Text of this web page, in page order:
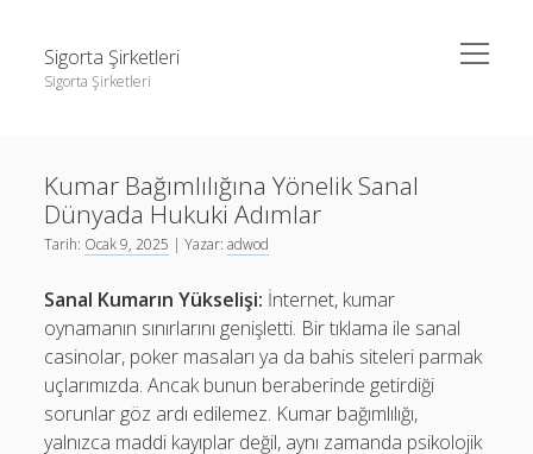
Sigorta Şirketleri
Sigorta Şirketleri
menüyü
aç
Linkedin Takipçi Yükseltme Hilesi
Liste
instagram gizli hesap görme giriş yapmadan
Liste
Sayfa Listesi
Kumar Bağımlılığına Yönelik Sanal
Dünyada Hukuki Adımlar
Tarih: Ocak 9, 2025 | Yazar:adwod
Sanal Kumarın Yükselişi: İnternet, kumar
oynamanın sınırlarını genişletti. Bir tıklama ile sanal
casinolar, poker masaları ya da bahis siteleri parmak
uçlarımızda. Ancak bunun beraberinde getirdiği
sorunlar göz ardı edilemez. Kumar bağımlılığı,
yalnızca maddi kayıplar değil, aynı zamanda psikolojik